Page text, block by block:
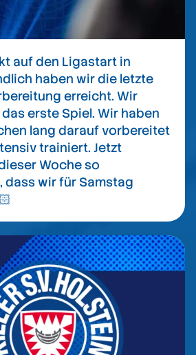
auf den Ligastart in
haben wir die letzte
erreicht. Wir
erste Spiel. Wir haben
lang darauf vorbereitet
trainiert. Jetzt
Woche so
dass wir für Samstag